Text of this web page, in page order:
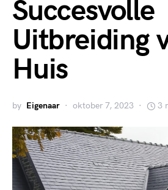
Succesvolle
Uitbreiding
Huis
by Eigenaar oktober 7, 2023 3